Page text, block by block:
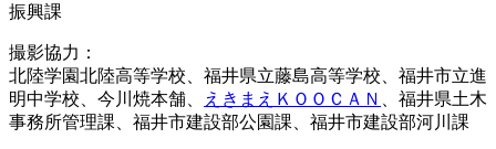
振興課
撮影協力：
北陸学園北陸高等学校、福井県立藤島高等学校、福井市立進
明中学校、今川焼本舗、
えきまえＫＯＯＣＡＮ
、福井県土木
事務所管理課、福井市建設部公園課、福井市建設部河川課